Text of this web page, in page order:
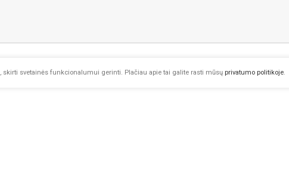
skirti svetainės funkcionalumui gerinti. Plačiau apie tai galite rasti mūsų privatumo politikoje.